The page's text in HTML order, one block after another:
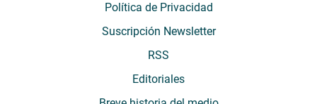
Política de Privacidad
Suscripción Newsletter
RSS
Editoriales